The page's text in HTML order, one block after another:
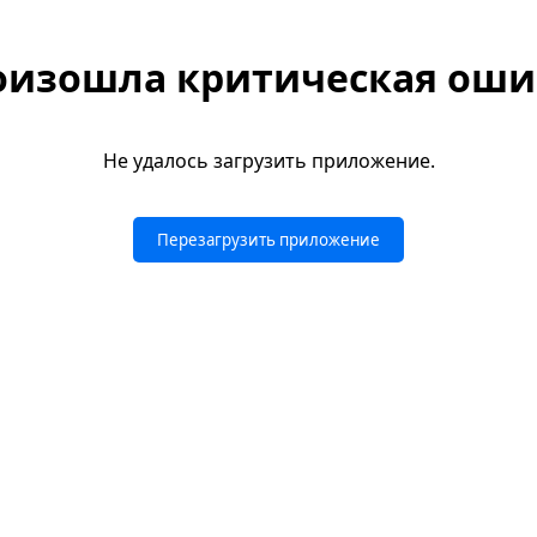
критическая
Не удалось загрузить приложение.
Перезагрузить приложение